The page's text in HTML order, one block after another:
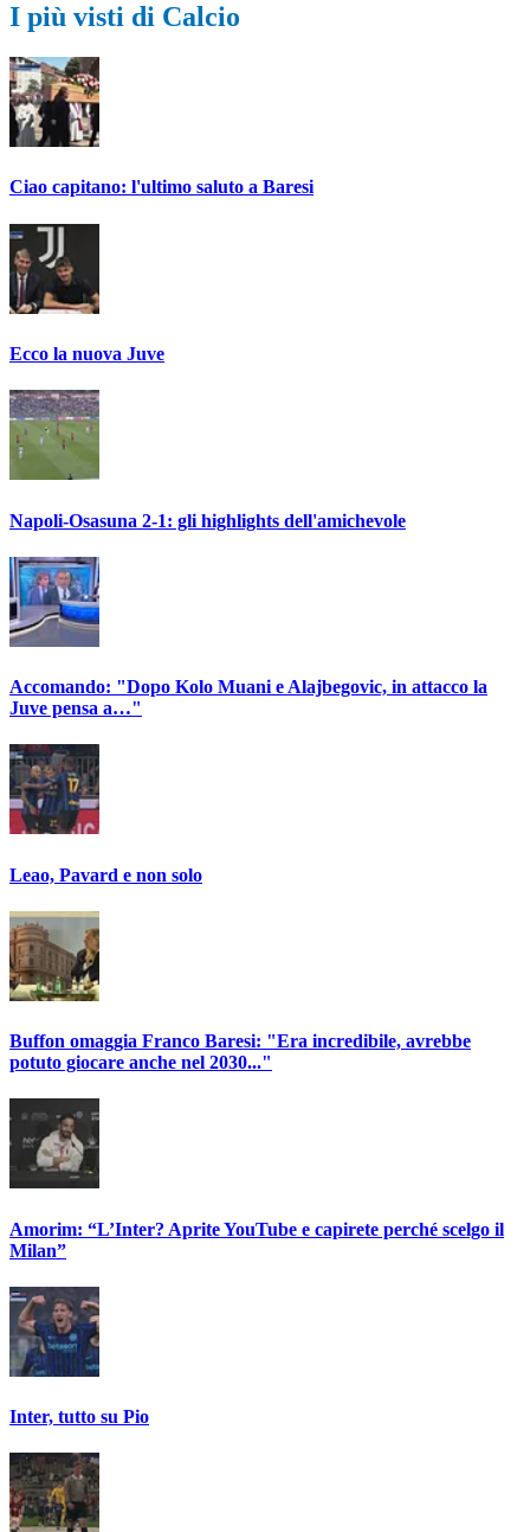
I più visti di Calcio
Ciao capitano: l'ultimo saluto a Baresi
Ecco la nuova Juve
Napoli-Osasuna 2-1: gli highlights dell'amichevole
Accomando: "Dopo Kolo Muani e Alajbegovic, in attacco la
Juve pensa a…"
Leao, Pavard e non solo
Buffon omaggia Franco Baresi: "Era incredibile, avrebbe
potuto giocare anche nel 2030..."
Amorim: “L’Inter? Aprite YouTube e capirete perché scelgo il
Milan”
Inter, tutto su Pio